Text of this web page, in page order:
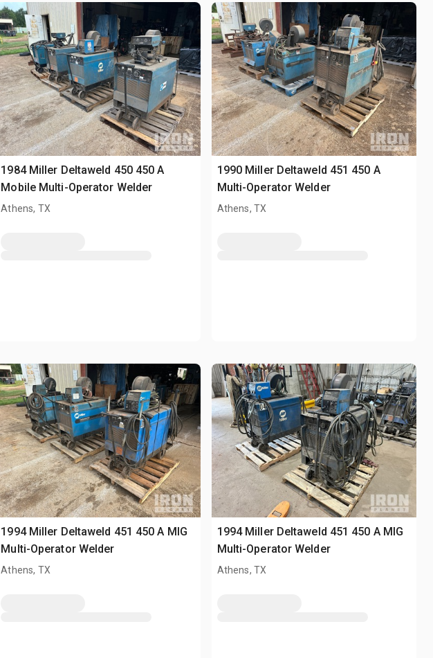
1984 Miller Deltaweld 450 450 A
Mobile Multi-Operator Welder
Athens, TX
1990 Miller Deltaweld 451 450 A
Multi-Operator Welder
Athens, TX
1994 Miller Deltaweld 451 450 A MIG
Multi-Operator Welder
Athens, TX
1994 Miller Deltaweld 451 450 A MIG
Multi-Operator Welder
Athens, TX